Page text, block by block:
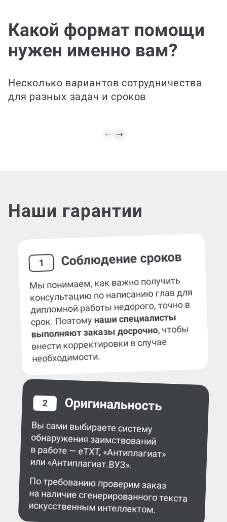
Какой формат помощи
нужен именно вам?
Несколько вариантов сотрудничества
для разных задач и сроков
Диплом под ключ
Полное сопровождение проекта: от
формирования темы и плана до готовой
Вы получаете документ, оформленный
по требованиям ВУЗа, и поддержку
эксперта до финального этапа.
Наши гарантии
1 Соблюдение сроков
Мы понимаем, как важно получить
консультацию по написанию глав для
дипломной работы недорого, точно в
срок. Поэтомунаши специалисты
выполняют заказы досрочно, чтобы
внести корректировки в случае
необходимости.
2 Оригинальность
Вы сами выбираете систему
обнаружения заимствований
в работе — eTXT, «Антиплагиат»
или «Антиплагиат.ВУЗ».
По требованию проверим заказ
на наличие сгенерированного текста
искусственным интеллектом.